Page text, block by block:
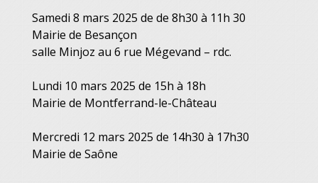
Samedi 8 mars 2025 de de 8h30 à 11h 30
Mairie de Besançon
salle Minjoz au 6 rue Mégevand – rdc.
Lundi 10 mars 2025 de 15h à 18h
Mairie de Montferrand-le-Château
Mercredi 12 mars 2025 de 14h30 à 17h30
Mairie de Saône